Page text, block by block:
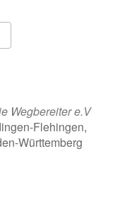
Wegbereiter e.V
Flehingen,
Württemberg